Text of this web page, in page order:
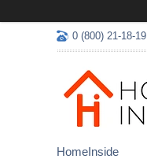
0 (800) 21-18-19
HomeInside